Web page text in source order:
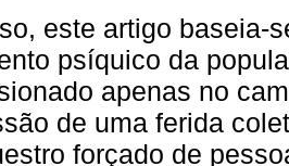
este artigo baseia-
psíquico da
apenas no
de uma ferida
forçado de